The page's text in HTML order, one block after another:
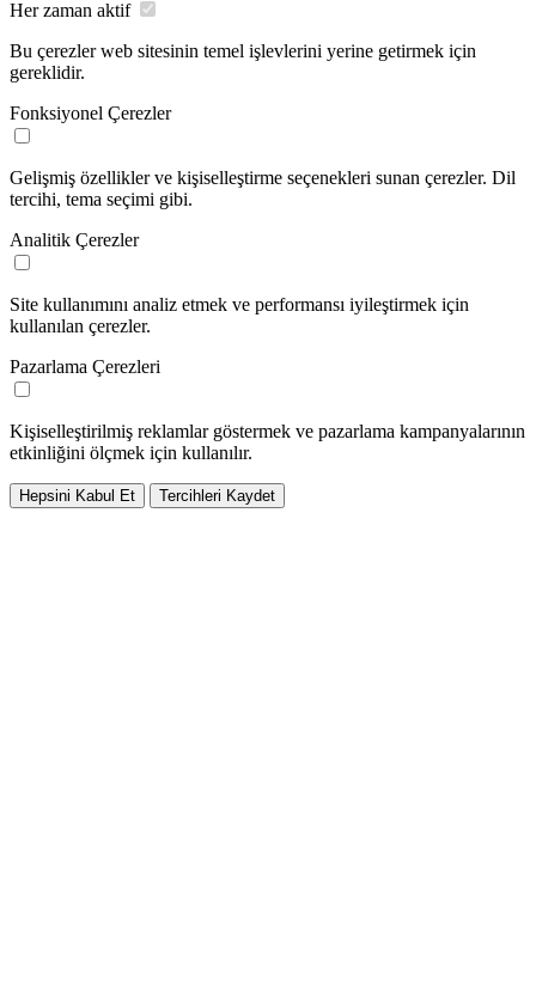
Her zaman aktif
Bu çerezler web sitesinin temel işlevlerini yerine getirmek için
gereklidir.
Fonksiyonel Çerezler
Gelişmiş özellikler ve kişiselleştirme seçenekleri sunan çerezler. Dil
tercihi, tema seçimi gibi.
Analitik Çerezler
Site kullanımını analiz etmek ve performansı iyileştirmek için
kullanılan çerezler.
Pazarlama Çerezleri
Kişiselleştirilmiş reklamlar göstermek ve pazarlama kampanyalarının
etkinliğini ölçmek için kullanılır.
Hepsini Kabul Et Tercihleri Kaydet